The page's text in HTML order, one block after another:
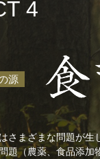
4
源
さまざまな問題が生
題（農薬、食品添加